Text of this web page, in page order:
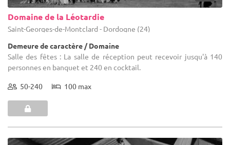
Domaine de la Léotardie
Saint-Georges-de-Montclard - Dordogne (24)
Demeure de caractère / Domaine
Salle des fêtes : La salle de réception peut recevoir jusqu'à 140
personnes en banquet et 240 en cocktail.
50-240 100 max